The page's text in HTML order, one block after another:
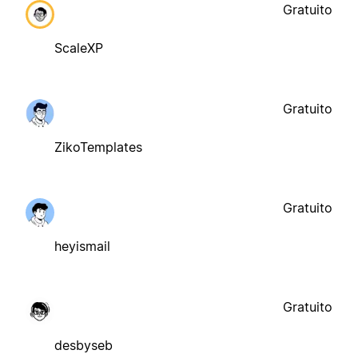
ScaleXP
Gratuito
ZikoTemplates
Gratuito
heyismail
Gratuito
desbyseb
Gratuito